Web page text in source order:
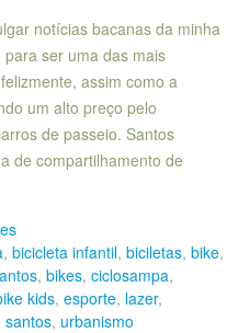
notícias bacanas da minha
ser uma das mais
assim como a
um alto preço pelo
de passeio. Santos
de compartilhamento de
, bicicleta infantil, biciletas, bike,
, bikes, ciclosampa,
kids, esporte, lazer,
santos, urbanismo